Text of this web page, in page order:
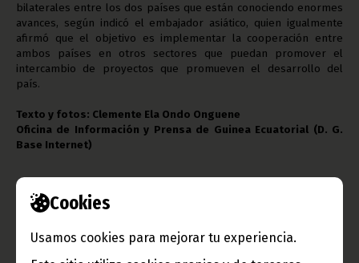
Cookies
Usamos cookies para mejorar tu experiencia.
bilaterales entre los dos países que están conociendo enormes
avances, según indicó el embajador asiático, quien igualmente
afirmó que el objetivo es implementar la cooperación entre
ambos países en otros sectores que puedan promover el
intercambio de proyectos que promueven el desarrollo del
país.
Texto y fotos: Clemente Ela Ondo Onguene
Oficina de Información y Prensa de Guinea Ecuatorial (D. G.
Base Internet)